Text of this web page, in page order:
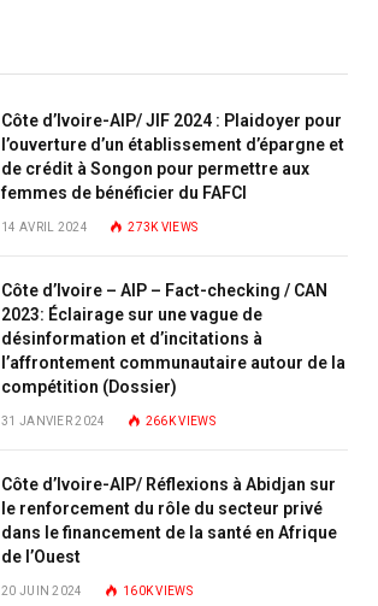
Côte d’Ivoire-AIP/ JIF 2024 : Plaidoyer pour
l’ouverture d’un établissement d’épargne et
de crédit à Songon pour permettre aux
femmes de bénéficier du FAFCI
14 AVRIL 2024 273K VIEWS
Côte d’Ivoire – AIP – Fact-checking / CAN
2023: Éclairage sur une vague de
désinformation et d’incitations à
l’affrontement communautaire autour de la
compétition (Dossier)
31 JANVIER 2024 266KVIEWS
Côte d’Ivoire-AIP/ Réflexions à Abidjan sur
le renforcement du rôle du secteur privé
dans le financement de la santé en Afrique
de l’Ouest
20 JUIN 2024 160KVIEWS